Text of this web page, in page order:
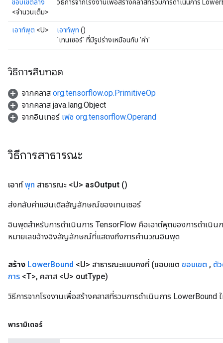
ขอบเขตล่าง
<จำนวนเต็ม>
วิธีการจากโรงงานเพื่อสร้างคลาสที่รวมการดำเนินการ
เอาท์พุต <U> เอาท์พุท ()
`เทนเซอร์` ที่มีรูปร่างเหมือนกับ 'ค่า'
วิธีการสืบทอด
จากคลาส org.tensorflow.op.PrimitiveOp
จากคลาส java.lang.Object
จากอินเทอร์ เฟซ org.tensorflow.Operand
วิธีการสาธารณะ
เอาท์พุท สาธารณะ <U> asOutput ()
ส่งกลับค่าแฮนเดิลสัญลักษณ์ของเทนเซอร์
อินพุตสำหรับการดำเนินการ TensorFlow คือเอาต์พุตของการดำเนิน
หมายเลขอ้างอิงสัญลักษณ์ที่แสดงถึงการคำนวณอินพุต
สร้าง LowerBound <U> สาธารณะแบบคงที่ (ขอบเขต ขอบเขต , ตั
การ <T>, คลาส <U> outType)
วิธีการจากโรงงานเพื่อสร้างคลาสที่รวมการดำเนินการ LowerBound
พารามิเตอร์